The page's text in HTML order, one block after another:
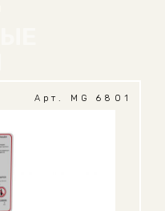
Арт. MG 6801